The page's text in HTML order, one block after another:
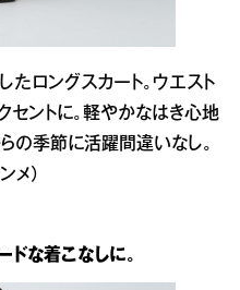
たロングスカート。ウエスト
セントに。軽やかなはき心地
の季節に活躍間違いなし。
メ）
ドな着こなしに。